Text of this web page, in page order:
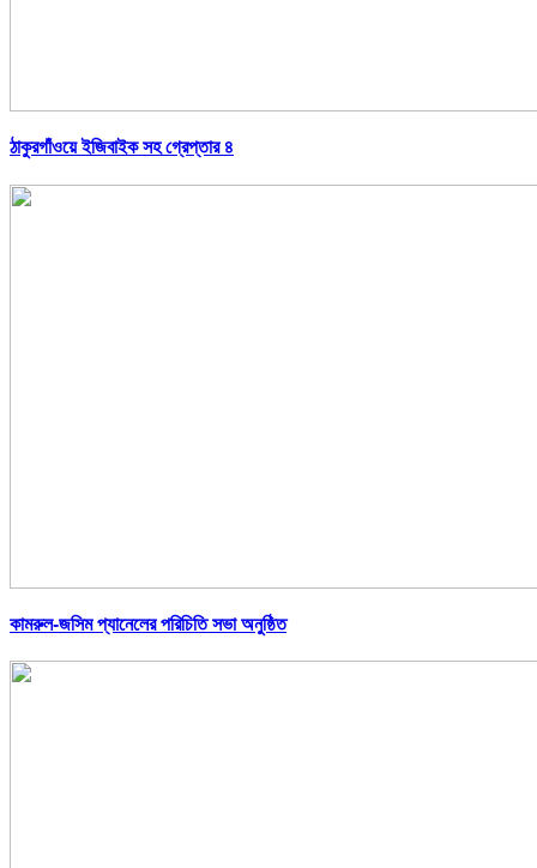
ঠাকুরগাঁওয়ে ইজিবাইক সহ গ্রেপ্তার ৪
কামরুল-জসিম প্যানেলের পরিচিতি সভা অনুষ্ঠিত